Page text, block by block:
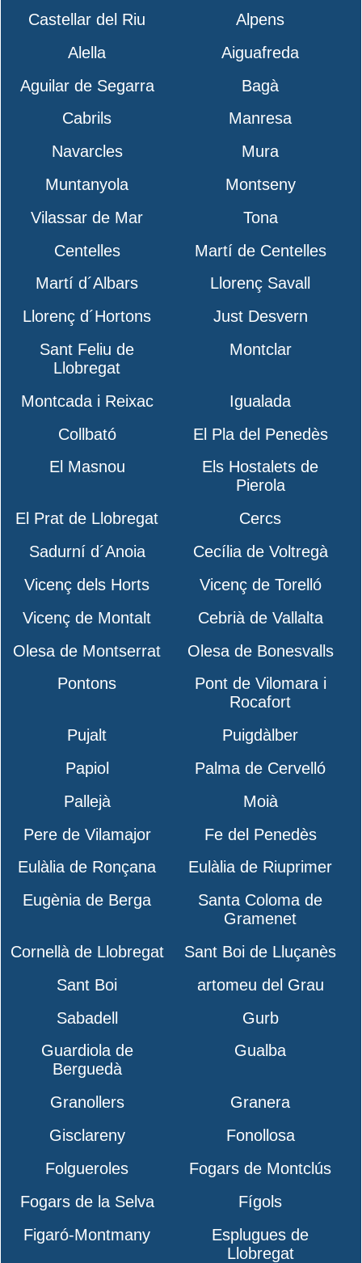
Castellar del Riu
Alpens
Alella
Aiguafreda
Aguilar de Segarra
Bagà
Cabrils
Manresa
Navarcles
Mura
Muntanyola
Montseny
Vilassar de Mar
Tona
Centelles
Martí de Centelles
Martí d´Albars
Llorenç Savall
Llorenç d´Hortons
Just Desvern
Sant Feliu de
Llobregat
Montclar
Montcada i Reixac
Igualada
Collbató
El Pla del Penedès
El Masnou
Els Hostalets de
Pierola
El Prat de Llobregat
Cercs
Sadurní d´Anoia
Cecília de Voltregà
Vicenç dels Horts
Vicenç de Torelló
Vicenç de Montalt
Cebrià de Vallalta
Olesa de Montserrat
Olesa de Bonesvalls
Pontons
Pont de Vilomara i
Rocafort
Pujalt
Puigdàlber
Papiol
Palma de Cervelló
Pallejà
Moià
Pere de Vilamajor
Fe del Penedès
Eulàlia de Ronçana
Eulàlia de Riuprimer
Eugènia de Berga
Santa Coloma de
Gramenet
Cornellà de Llobregat
Sant Boi de Lluçanès
Sant Boi
artomeu del Grau
Sabadell
Gurb
Guardiola de
Berguedà
Gualba
Granollers
Granera
Gisclareny
Fonollosa
Folgueroles
Fogars de Montclús
Fogars de la Selva
Fígols
Figaró-Montmany
Esplugues de
Llobregat